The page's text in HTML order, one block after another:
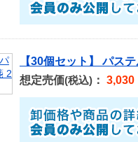
【30個セット】 パス
想定売価(税込) ： 3,030